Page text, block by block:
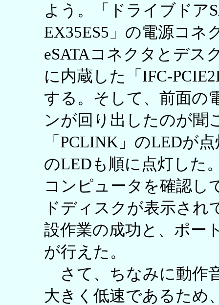
よう。「ドライブドア
EX35ES5」の電源コネ
eSATAコネクタとデス
に内蔵した「IFC-
する。そして、前面の
ンが回り出したのが聞
「PCLINK」のLEDが
のLEDも順に点灯した
コンピュータを確認し
ドディスクが表示さ
設作業の成功と、ポー
が行えた。
さて、ちなみに動作
大きく低速であるため